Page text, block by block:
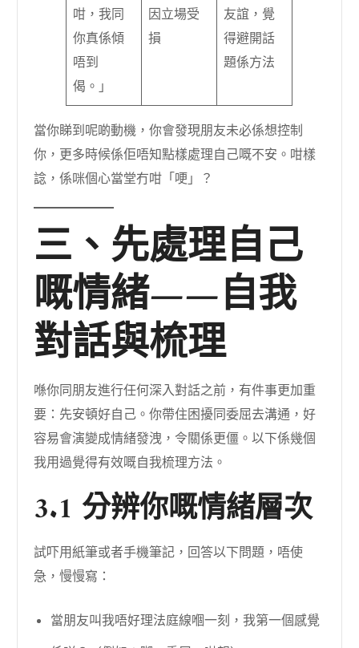
咁，我同
你真係傾
唔到
偈。」
因立場受
損
友誼，覺
得避開話
題係方法
當你睇到呢啲動機，你會發現朋友未必係想控制
你，更多時候係佢唔知點樣處理自己嘅不安。咁樣
諗，係咪個心當堂冇咁「哽」？
三、先處理自己
嘅情緒——自我
對話與梳理
喺你同朋友進行任何深入對話之前，有件事更加重
要：先安頓好自己。你帶住困擾同委屈去溝通，好
容易會演變成情緒發洩，令關係更僵。以下係幾個
我用過覺得有效嘅自我梳理方法。
3.1 分辨你嘅情緒層次
試吓用紙筆或者手機筆記，回答以下問題，唔使
急，慢慢寫：
當朋友叫我唔好理法庭線嗰一刻，我第一個感覺